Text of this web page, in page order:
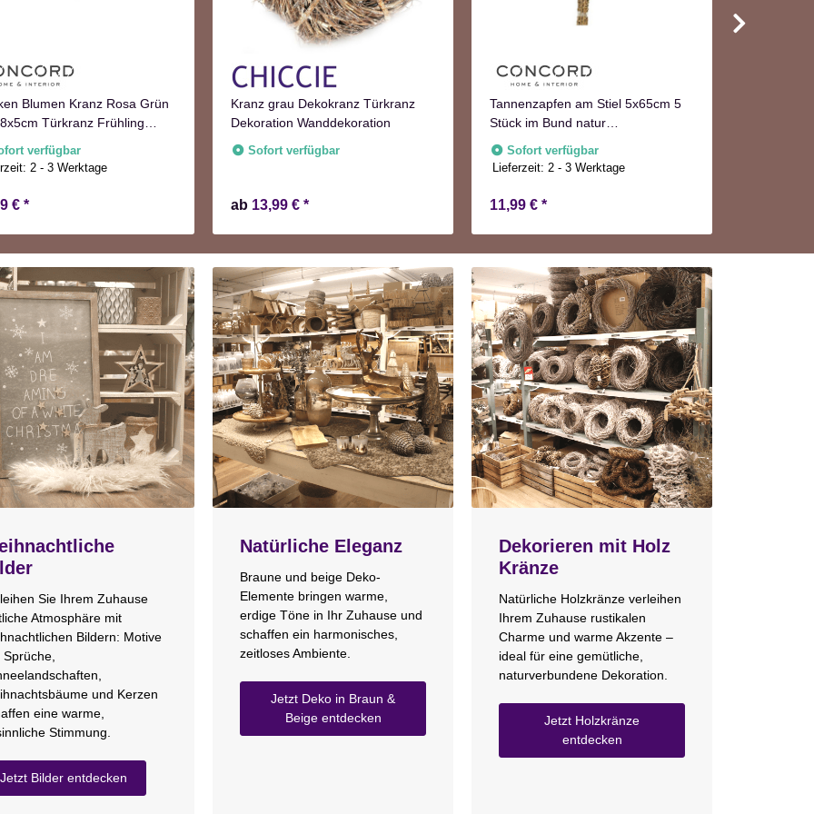
Blumen Kranz Rosa Grün
Türkranz Frühling
verfügbar
2 - 3 Werktage
€ *
Kranz grau Dekokranz Türkranz
Dekoration Wanddekoration
Sofort verfügbar
ab 13,99 € *
Tannenzapfen am Stiel 5x65cm 5
Stück im Bund natur
Adventskranzdeko
Sofort verfügbar
Lieferzeit: 2 - 3 Werktage
11,99 € *
Sie Ihrem Zuhause
Atmosphäre mit
Bildern: Motive
Sprüche,
und Kerzen
eine warme,
Stimmung.
Jetzt Bilder entdecken
Natürliche Eleganz
Braune und beige Deko-
Elemente bringen warme,
erdige Töne in Ihr Zuhause und
schaffen ein harmonisches,
zeitloses Ambiente.
Jetzt Deko in Braun &
Beige entdecken
Dekorieren mit Holz
Kränze
Natürliche Holzkränze verleihen
Ihrem Zuhause rustikalen
Charme und warme Akzente –
ideal für eine gemütliche,
naturverbundene Dekoration.
Jetzt Holzkränze
entdecken